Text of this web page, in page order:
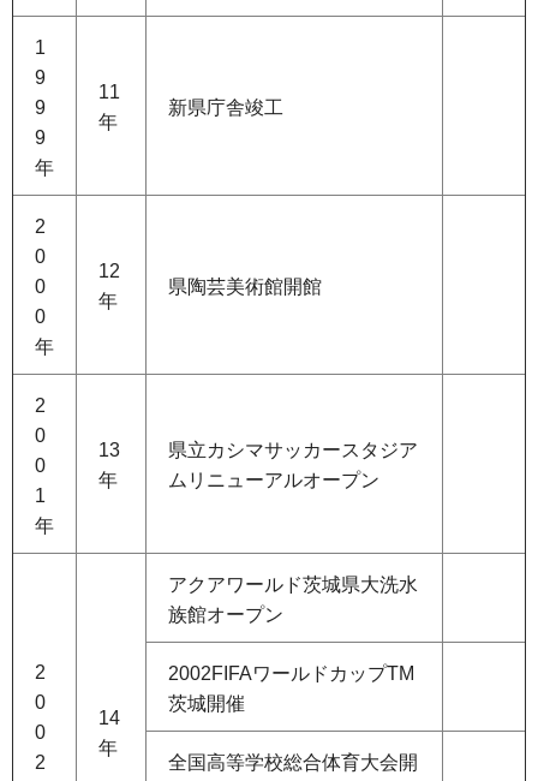
1
9
9
9
年
11
年
新県庁舎竣工
2
0
0
0
年
12
年
県陶芸美術館開館
2
0
0
1
年
13
年
県立カシマサッカースタジア
ムリニューアルオープン
2
0
0
2
14
年
アクアワールド茨城県大洗水
族館オープン
2002FIFAワールドカップTM
茨城開催
全国高等学校総合体育大会開